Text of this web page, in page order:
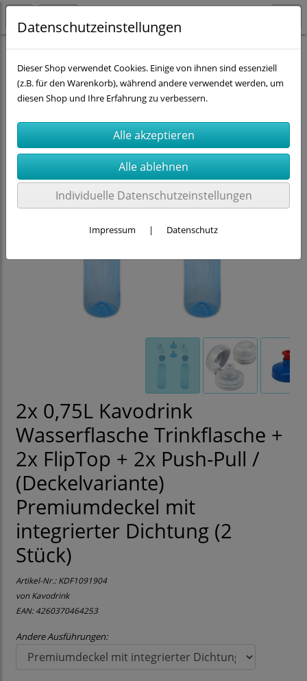
Kavodrink-Flaschen 0,75 Ltr.
2x 0,75L Kavodrink
Wasserflasche Trinkflasche +
2x FlipTop + 2x Push-Pull /
(Deckelvariante)
Premiumdeckel mit
integrierter Dichtung (2
Stück)
Artikel-Nr.:KDF1091904
von Kavodrink
EAN: 4260370464253
Andere Ausführungen:
Datenschutzeinstellungen
Dieser Shop verwendet Cookies. Einige von ihnen sind essenziell
(z.B. für den Warenkorb), während andere verwendet werden, um
diesen Shop und Ihre Erfahrung zu verbessern.
Individuelle Datenschutzeinstellungen
Impressum | Datenschutz